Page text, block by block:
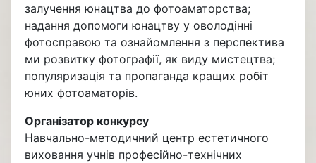
залучення юнацтва до фотоаматорства;
надання допомоги юнацтву у оволодінні
фотосправою та ознайомлення з перспектива
ми розвитку фотографії, як виду мистецтва;
популяризація та пропаганда кращих робіт
юних фотоаматорів.
Організатор конкурсу
Навчально-методичний центр естетичного
виховання учнів професійно-технічних